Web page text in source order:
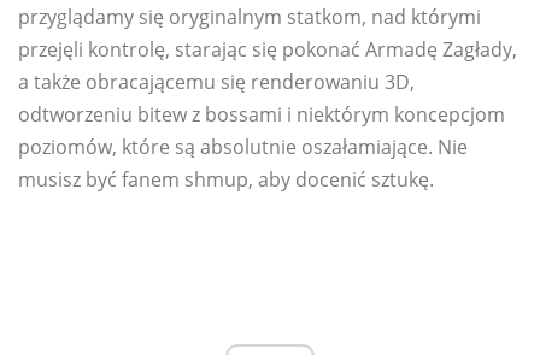
przyglądamy się oryginalnym statkom, nad którymi
przejęli kontrolę, starając się pokonać Armadę Zagłady,
a także obracającemu się renderowaniu 3D,
odtworzeniu bitew z bossami i niektórym koncepcjom
poziomów, które są absolutnie oszałamiające. Nie
musisz być fanem shmup, aby docenić sztukę.